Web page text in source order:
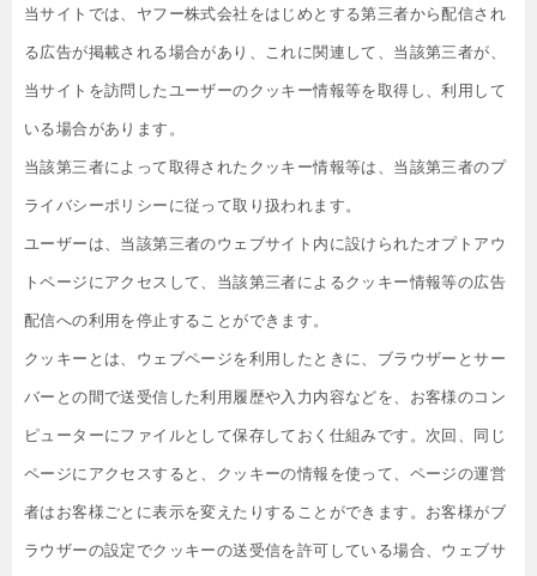
当サイトでは、ヤフー株式会社をはじめとする第三者から配信され
る広告が掲載される場合があり、これに関連して、当該第三者が、
当サイトを訪問したユーザーのクッキー情報等を取得し、利用して
いる場合があります。
当該第三者によって取得されたクッキー情報等は、当該第三者のプ
ライバシーポリシーに従って取り扱われます。
ユーザーは、当該第三者のウェブサイト内に設けられたオプトアウ
トページにアクセスして、当該第三者によるクッキー情報等の広告
配信への利用を停止することができます。
クッキーとは、ウェブページを利用したときに、ブラウザーとサー
バーとの間で送受信した利用履歴や入力内容などを、お客様のコン
ピューターにファイルとして保存しておく仕組みです。次回、同じ
ページにアクセスすると、クッキーの情報を使って、ページの運営
者はお客様ごとに表示を変えたりすることができます。お客様がブ
ラウザーの設定でクッキーの送受信を許可している場合、ウェブサ